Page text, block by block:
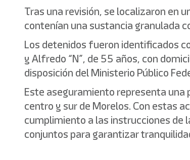
Tras una revisión, se localizaron en
contenían una sustancia granulada
Los detenidos fueron identificados
y Alfredo “N”, de 55 años, con
disposición del Ministerio Público
Este aseguramiento representa una
centro y sur de Morelos. Con estas
cumplimiento a las instrucciones de
conjuntos para garantizar